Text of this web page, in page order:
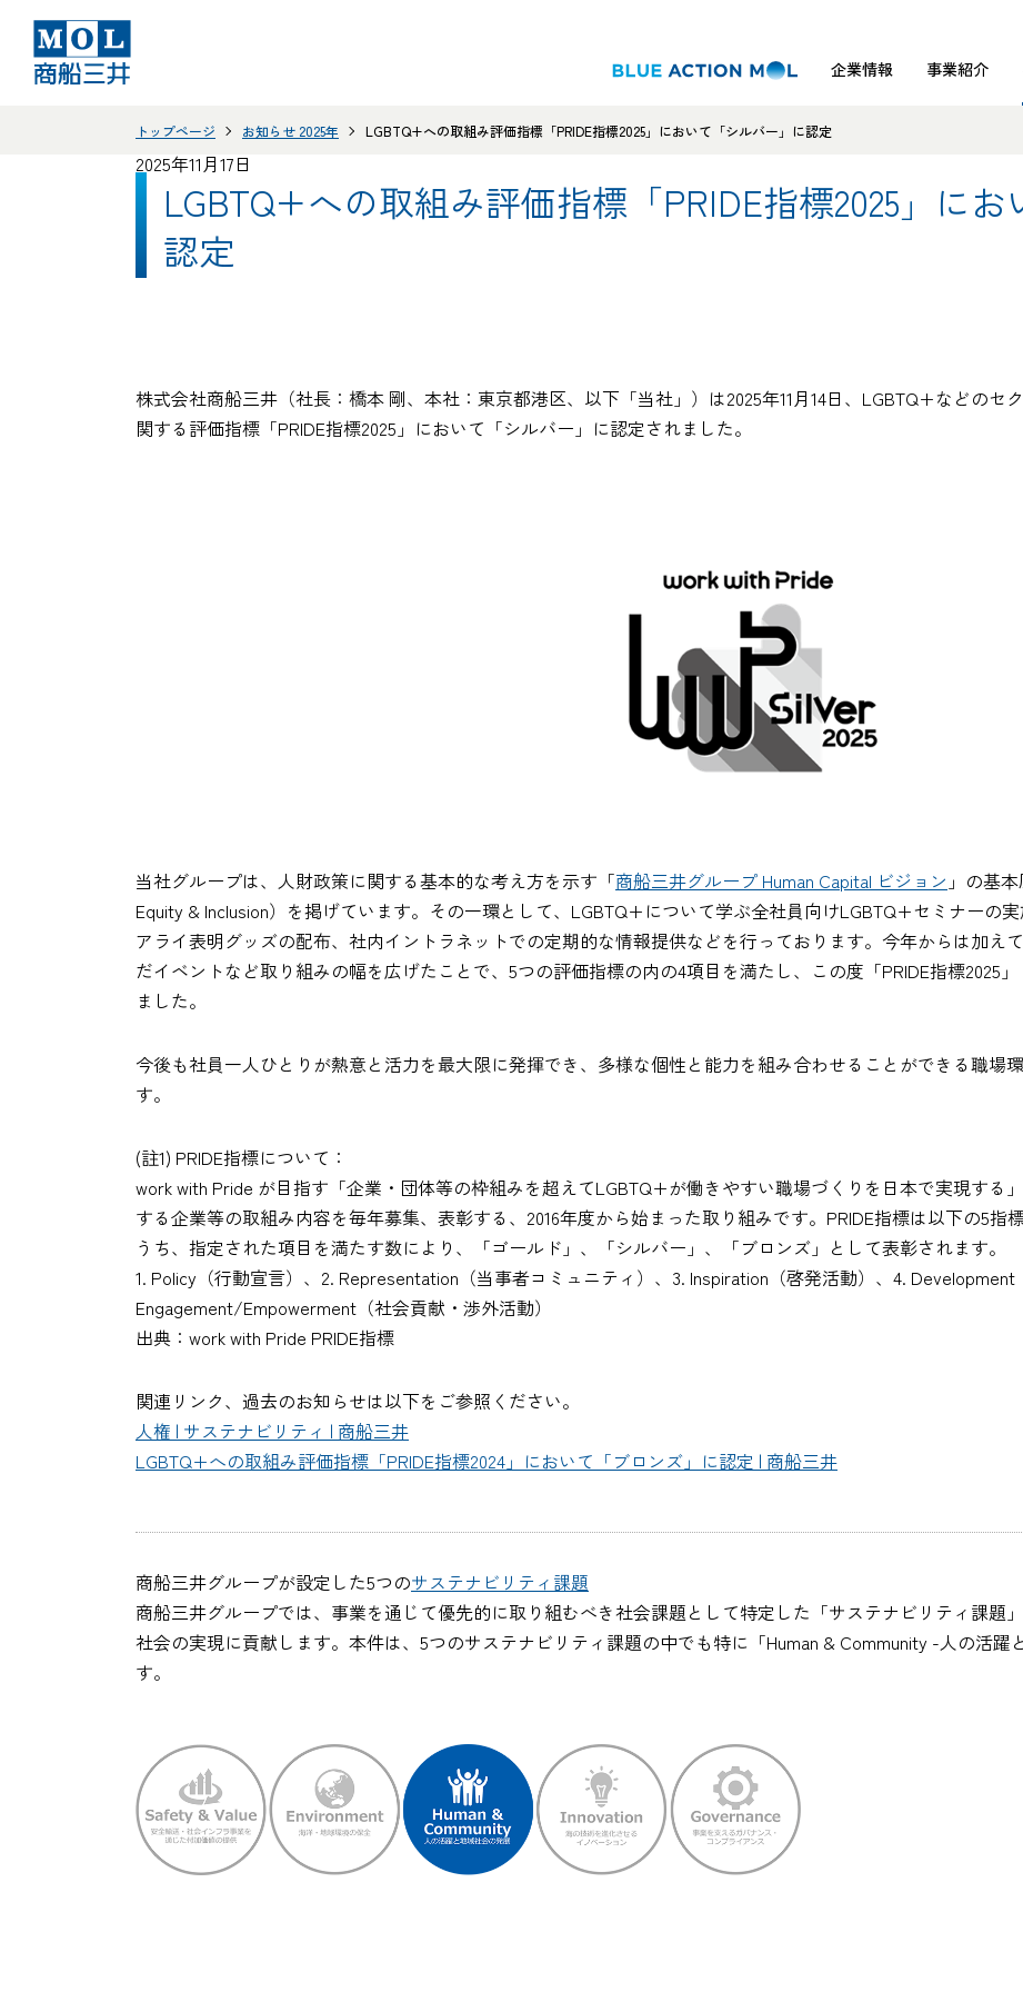
企業情報 事業紹介
トップページ お知らせ 2025年 LGBTQ+への取組み評価指標「PRIDE指標2025」において「シルバー」に認定
2025年11月17日
LGBTQ+への取組み評価指標「PRIDE指標2025」に
認定
株式会社商船三井（社長：橋本 剛、本社：東京都港区、以下「当社」）は2025年11月14日、LGBTQ+などのセ
関する評価指標「PRIDE指標2025」において「シルバー」に認定されました。
当社グループは、人財政策に関する基本的な考え方を示す「商船三井グループ Human Capital ビジョン 」の基
Equity & Inclusion）を掲げています。その一環として、LGBTQ+について学ぶ全社員向けLGBTQ+セミナーの
アライ表明グッズの配布、社内イントラネットでの定期的な情報提供などを行っております。今年からは加え
だイベントなど取り組みの幅を広げたことで、5つの評価指標の内の4項目を満たし、この度「PRIDE指標2025
ました。
今後も社員一人ひとりが熱意と活力を最大限に発揮でき、多様な個性と能力を組み合わせることができる職場
す。
(註1) PRIDE指標について：
work with Pride が目指す「企業・団体等の枠組みを超えてLGBTQ+が働きやすい職場づくりを日本で実現する
する企業等の取組み内容を毎年募集、表彰する、2016年度から始まった取り組みです。PRIDE指標は以下の5
うち、指定された項目を満たす数により、「ゴールド」、「シルバー」、「ブロンズ」として表彰されます。
1. Policy（行動宣言）、2. Representation（当事者コミュニティ）、3. Inspiration（啓発活動）、4.
Engagement/Empowerment（社会貢献・渉外活動）
出典：work with Pride PRIDE指標
関連リンク、過去のお知らせは以下をご参照ください。
人権 | サステナビリティ | 商船三井
LGBTQ+への取組み評価指標「PRIDE指標2024」において「ブロンズ」に認定 | 商船三井
商船三井グループが設定した5つのサステナビリティ課題
商船三井グループでは、事業を通じて優先的に取り組むべき社会課題として特定した「サステナビリティ課題
社会の実現に貢献します。本件は、5つのサステナビリティ課題の中でも特に「Human & Community -人の活
す。